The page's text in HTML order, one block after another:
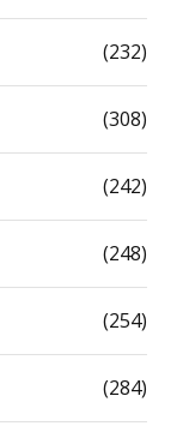
(232)
(308)
(242)
(248)
(254)
(284)